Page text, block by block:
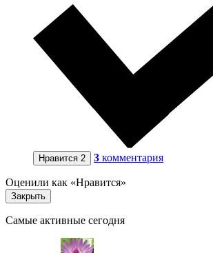
Нравится 2 3 комментария
Оценили как «Нравится»
Закрыть
Самые активные сегодня